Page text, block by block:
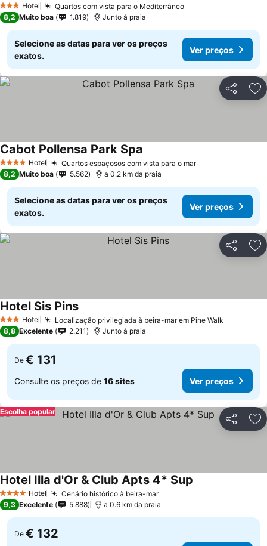
3 EstrelasHotel Quartos com vista para o Mediterrâneo
8,2 Muito boa 1.819 Junto à praia
Selecione as datas para ver os preços
exatos.
Ver preços
Partilhar
4 EstrelasHotel Quartos espaçosos com vista para o mar
Cabot Pollensa Park Spa
8,2 Muito boa 5.562 a 0.2 km da praia
Selecione as datas para ver os preços
exatos.
Ver preços
Partilhar
3 EstrelasHotel Localização privilegiada à beira-mar em Pine Walk
Hotel Sis Pins
8,8 Excelente 2.211 Junto à praia
De € 131
Consulte os preços de 16 sites Ver preços
Partilhar
Escolha popular
4 EstrelasHotel Cenário histórico à beira-mar
Hotel Illa d'Or & Club Apts 4* Sup
9,3 Excelente 5.888 a 0.6 km da praia
De € 132